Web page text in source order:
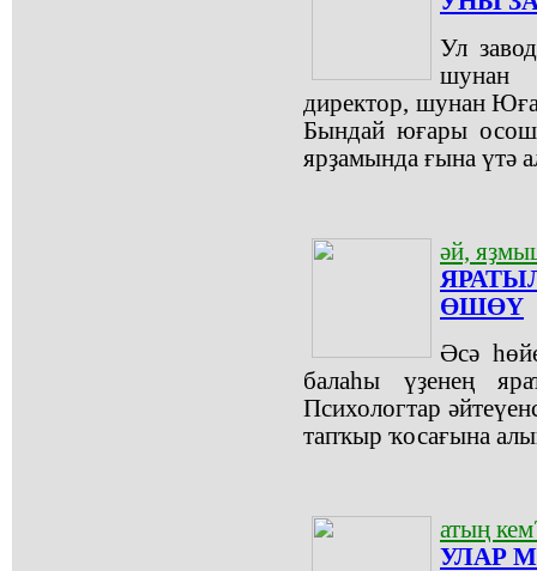
Ул
шунан
директор, шунан
Бындай юғары
ярҙамында ғына үтә
әй,
ӨШӨҮ
Әсә
балаһы үҙенең
Психологтар
тапҡыр ҡосағына
атың
УЛАР